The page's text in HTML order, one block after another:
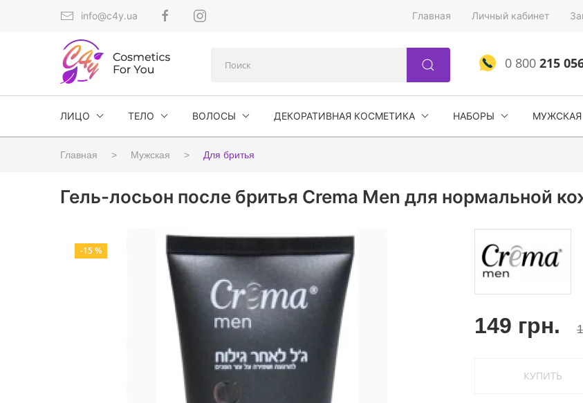
info@c4y.ua Главная Личный кабинет
0 800215
ЛИЦО ТЕЛО ВОЛОСЫ ДЕКОРАТИВНАЯ КОСМЕТИКА НАБОРЫ МУЖСКАЯ
Главная Мужская Для бритья
Гель-лосьон после бритья Crema Men для нормальной
-15 %
149 грн.
КУПИТЬ